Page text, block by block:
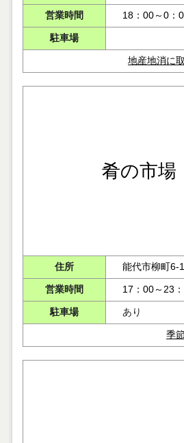
営業時間 18：00～0：
駐車場
地産地消に
肴の市
住所 能代市柳町6-
営業時間 17：00～23
駐車場 あり
季